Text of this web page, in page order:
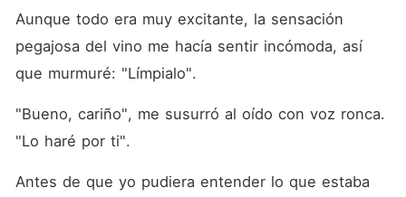
Aunque todo era muy excitante, la sensación
pegajosa del vino me hacía sentir incómoda, así
que murmuré: "Límpialo".
"Bueno, cariño", me susurró al oído con voz ronca.
"Lo haré por ti".
Antes de que yo pudiera entender lo que estaba